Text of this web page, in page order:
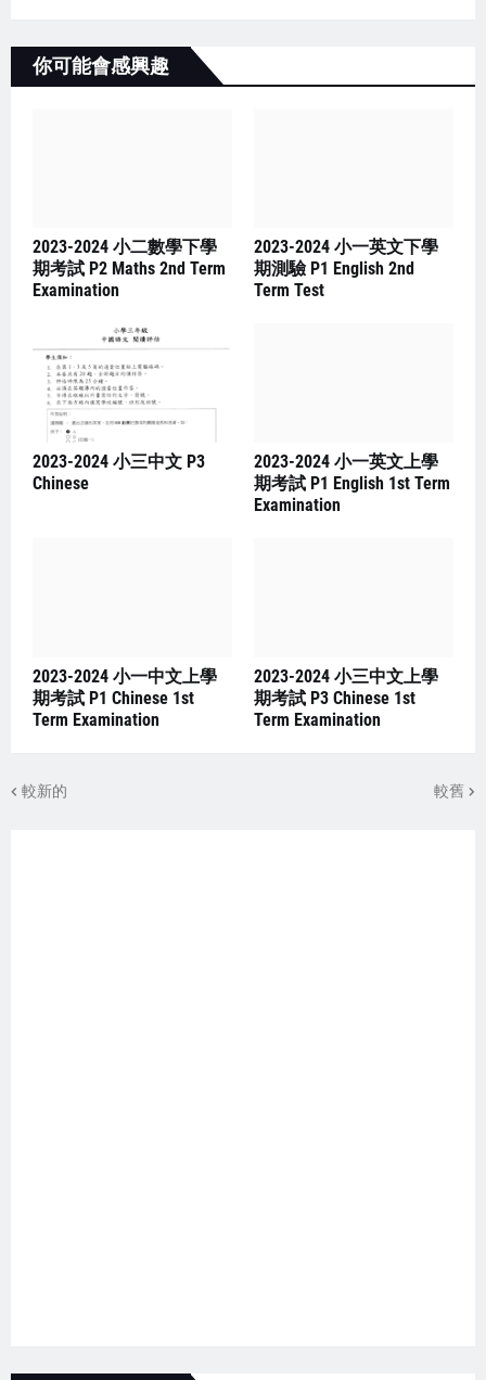
你可能會感興趣
2023-2024 小二數學下學
期考試 P2 Maths 2nd Term
Examination
2023-2024 小一英文下學
期測驗 P1 English 2nd
Term Test
2023-2024 小三中文 P3
Chinese
2023-2024 小一英文上學
期考試 P1 English 1st Term
Examination
2023-2024 小一中文上學
期考試 P1 Chinese 1st
Term Examination
2023-2024 小三中文上學
期考試 P3 Chinese 1st
Term Examination
較新的 較舊